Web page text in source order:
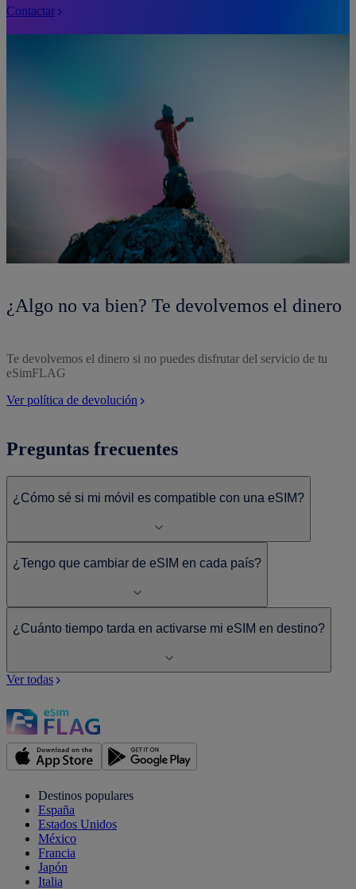
Contactar
¿Algo no va bien? Te devolvemos el dinero
Te devolvemos el dinero si no puedes disfrutar del servicio de tu
eSimFLAG
Ver política de devolución
Preguntas frecuentes
¿Cómo sé si mi móvil es compatible con una eSIM?
¿Tengo que cambiar de eSIM en cada país?
¿Cuánto tiempo tarda en activarse mi eSIM en destino?
Ver todas
Destinos populares
España
Estados Unidos
México
Francia
Japón
Italia